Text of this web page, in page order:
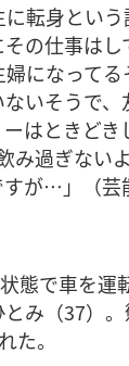
に転身とい
の仕事は
になって
いそうで
はときど
み過ぎない
すが…」（芸
態で車を運
み（37）
た。